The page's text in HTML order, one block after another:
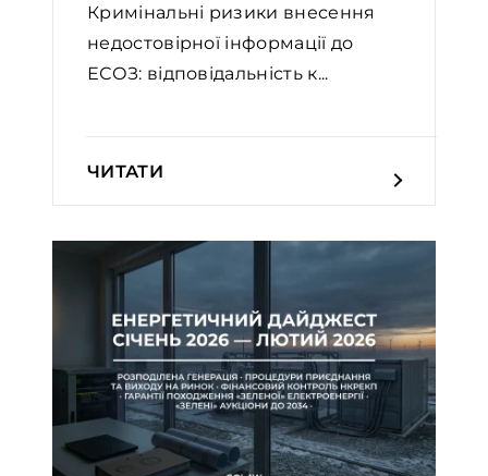
Кримінальні ризики внесення
недостовірної інформації до
ЕСОЗ: відповідальність к...
ЧИТАТИ